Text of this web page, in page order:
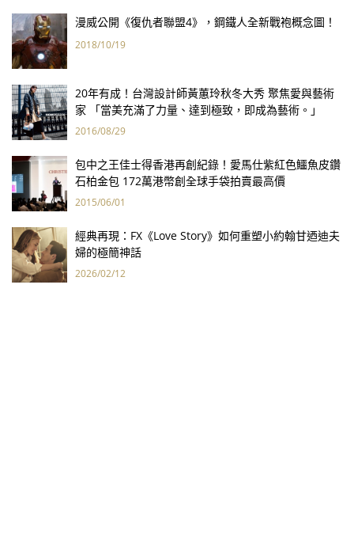
漫威公開《復仇者聯盟4》，鋼鐵人全新戰袍概念圖！
2018/10/19
20年有成！台灣設計師黃蕙玲秋冬大秀 聚焦愛與藝術
家 「當美充滿了力量、達到極致，即成為藝術。」
2016/08/29
包中之王佳士得香港再創紀錄！愛馬仕紫紅色鱷魚皮鑽
石柏金包 172萬港幣創全球手袋拍賣最高價
2015/06/01
經典再現：FX《Love Story》如何重塑小約翰甘迺迪夫
婦的極簡神話
2026/02/12